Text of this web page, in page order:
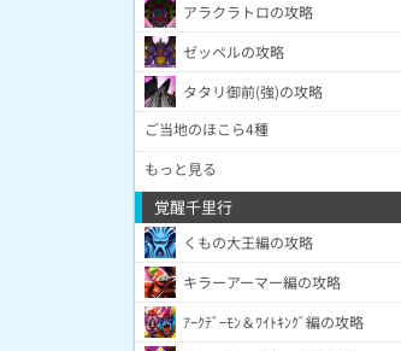
アラクラトロの攻略
ゼッペルの攻略
タタリ御前(強)の攻略
ご当地のほこら4種
もっと見る
覚醒千里行
くもの大王編の攻略
キラーアーマー編の攻略
ｱｰｸﾃﾞｰﾓﾝ＆ﾜｲﾄｷﾝｸﾞ編の攻略